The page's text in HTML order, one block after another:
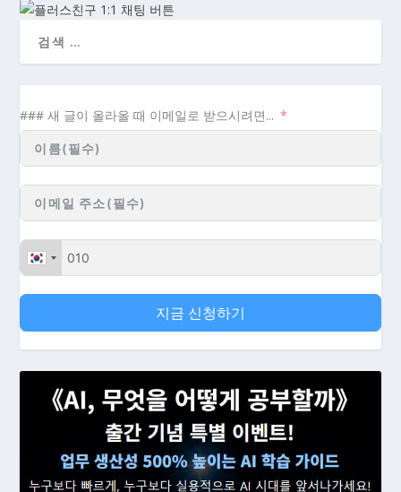
### 새 글이 올라올 때 이메일로 받으시려면...
지금 신청하기